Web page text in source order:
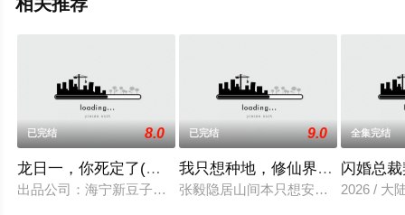
已完结 8.0
龙日一，你死定了(短剧)
出品公司：海宁新豆子影视传媒有限公司、北京九和龙胜文化
已完结 9.0
我只想种地，修仙界却奉我为神
张毅隐居山间本只想安静度日，直到
全集完结
闪婚总
2026 / 大